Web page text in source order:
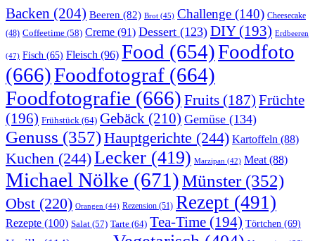
Backen (204) Beeren (82) Brot (45) Challenge (140) Cheesecake
(48) Coffeetime (58) Creme (91) Dessert (123) DIY(193) Erdbeeren
(47) Fisch (65) Fleisch (96) Food (654)Foodfoto
(666)Foodfotograf (664)
Foodfotografie (666) Fruits (187) Früchte
(196) Frühstück (64) Gebäck (210) Gemüse (134)
Genuss (357)Hauptgerichte (244) Kartoffeln (88)
Kuchen (244)Lecker (419) Marzipan (42) Meat (88)
Michael Nölke (671)Münster(352)
Obst (220) Orangen (44) Rezension (51) Rezept (491)
Rezepte (100) Salat (57) Tarte (64) Tea-Time (194) Törtchen (69)